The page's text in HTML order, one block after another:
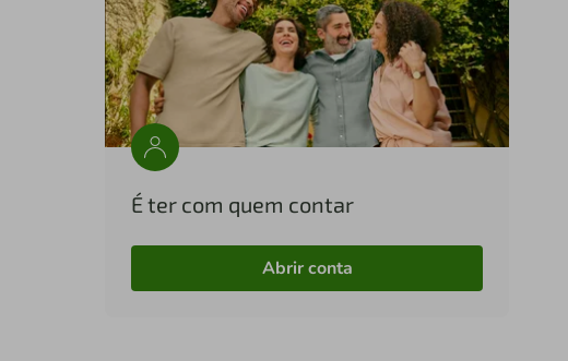
É ter com quem contar
Abrir conta